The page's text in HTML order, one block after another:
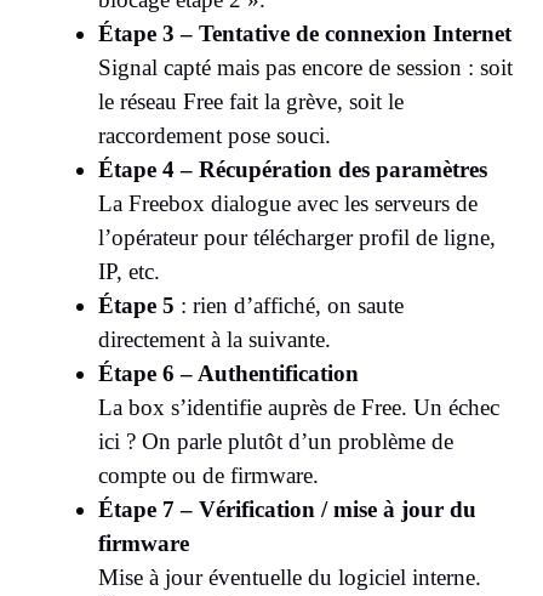
Étape 3 – Tentative de connexion Internet
Signal capté mais pas encore de session : soit
le réseau Free fait la grève, soit le
raccordement pose souci.
Étape 4 – Récupération des paramètres
La Freebox dialogue avec les serveurs de
l’opérateur pour télécharger profil de ligne,
IP, etc.
Étape 5 : rien d’affiché, on saute
directement à la suivante.
Étape 6 – Authentification
La box s’identifie auprès de Free. Un échec
ici ? On parle plutôt d’un problème de
compte ou de firmware.
Étape 7 – Vérification / mise à jour du
firmware
Mise à jour éventuelle du logiciel interne.